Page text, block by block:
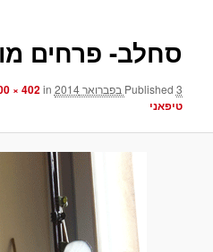
סחלב- פרחים
Published 3 בפברואר 2014 × 402in
טיפאני